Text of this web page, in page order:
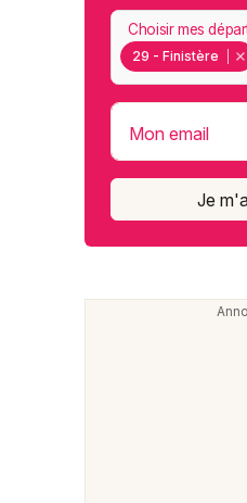
29 - Finistère
Choisir mes
Mon email
Je